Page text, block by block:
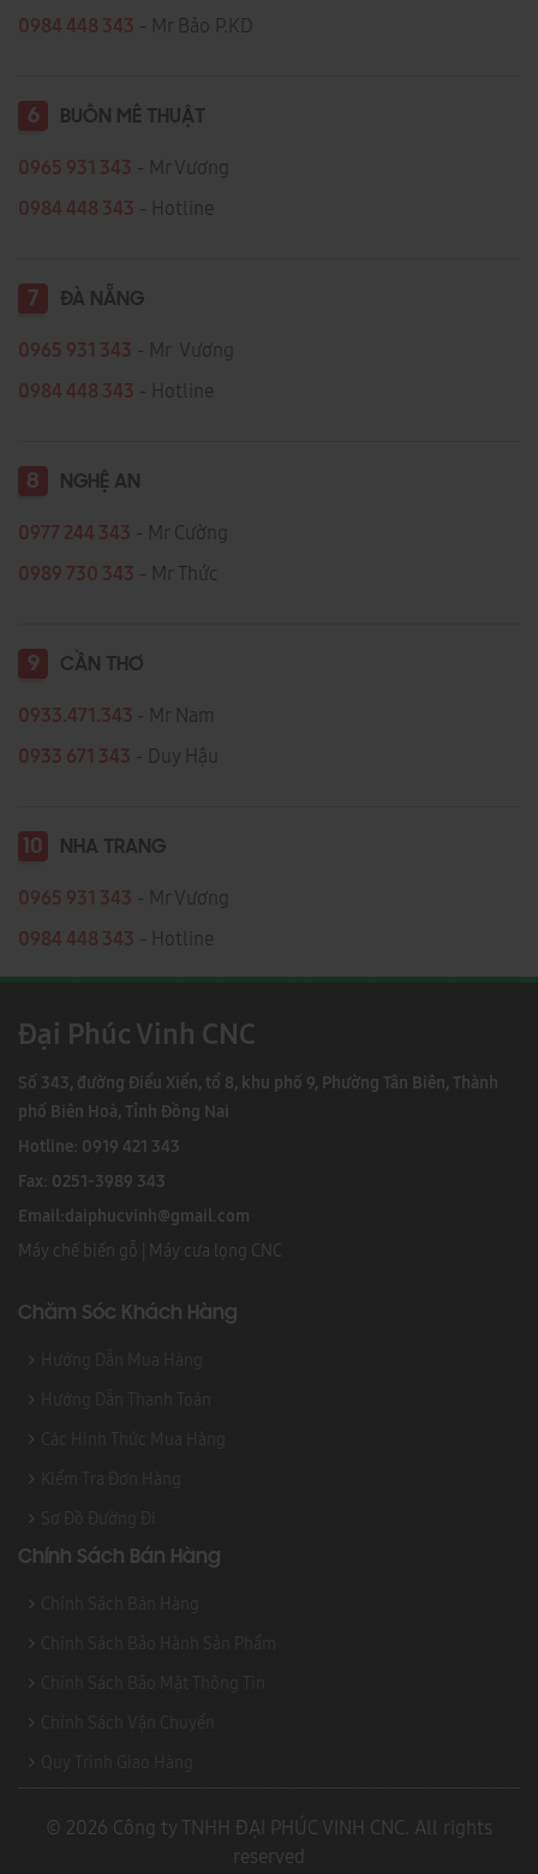
0984 448 343 - Mr Bảo P.KD
6 BUÔN MÊ THUẬT
0965 931 343 - Mr Vương
0984 448 343 - Hotline
7 ĐÀ NẴNG
0965 931 343 - Mr Vương
0984 448 343 - Hotline
8 NGHỆ AN
0977 244 343 - Mr Cường
0989 730 343 - Mr Thức
9 CẦN THƠ
0933.471.343 - Mr Nam
0933 671 343 - Duy Hậu
10 NHA TRANG
0965 931 343 - Mr Vương
0984 448 343 - Hotline
Đại Phúc Vinh CNC
Số 343, đường Điểu Xiển, tổ 8, khu phố 9, Phường Tân Biên, Thành
phố Biên Hoà, Tỉnh Đồng Nai
Hotline: 0919 421 343
Fax: 0251-3989 343
Email:daiphucvinh@gmail.com
Máy chế biến gỗ Máy cưa lọng CNC
Chăm Sóc Khách Hàng
Chính Sách Bán Hàng
© 2026 Công ty TNHH ĐẠI PHÚC VINH CNC. All rights
reserved